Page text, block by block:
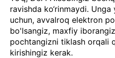
ravishda ko‘rinmaydi.
uchun, avvalroq elektron
bo'lsangiz, maxfiy
pochtangizni tiklash orqali
kirishingiz kerak.